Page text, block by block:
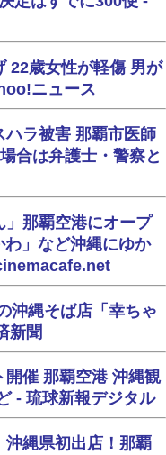
22歳女性が軽傷 男が
ニュース
ハラ被害 那覇市医師
合は弁護士・警察と
」那覇空港にオープ
」など沖縄にゆか
沖縄そば店「幸ちゃ
新聞
開催 那覇空港 沖縄観
- 琉球新報デジタル
縄県初出店！那覇